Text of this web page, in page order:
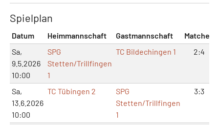
Spielplan
Datum Heimmannschaft Gastmannschaft Matches
Sa,
9.5.2026
10:00
SPG
Stetten/Trillfingen
1
TC Bildechingen 1 2:4
Sa,
13.6.2026
10:00
TC Tübingen 2
SPG
Stetten/Trillfingen
1
3:3